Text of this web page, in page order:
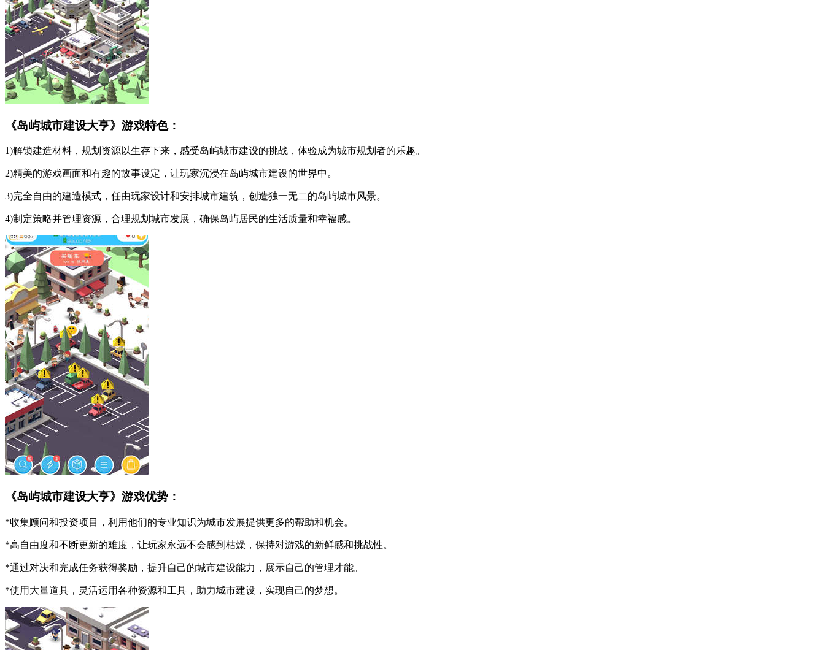
《岛屿城市建设大亨》游戏特色：
1)解锁建造材料，规划资源以生存下来，感受岛屿城市建设的挑战，体验成为城市规划者的乐趣。
2)精美的游戏画面和有趣的故事设定，让玩家沉浸在岛屿城市建设的世界中。
3)完全自由的建造模式，任由玩家设计和安排城市建筑，创造独一无二的岛屿城市风景。
4)制定策略并管理资源，合理规划城市发展，确保岛屿居民的生活质量和幸福感。
《岛屿城市建设大亨》游戏优势：
*收集顾问和投资项目，利用他们的专业知识为城市发展提供更多的帮助和机会。
*高自由度和不断更新的难度，让玩家永远不会感到枯燥，保持对游戏的新鲜感和挑战性。
*通过对决和完成任务获得奖励，提升自己的城市建设能力，展示自己的管理才能。
*使用大量道具，灵活运用各种资源和工具，助力城市建设，实现自己的梦想。